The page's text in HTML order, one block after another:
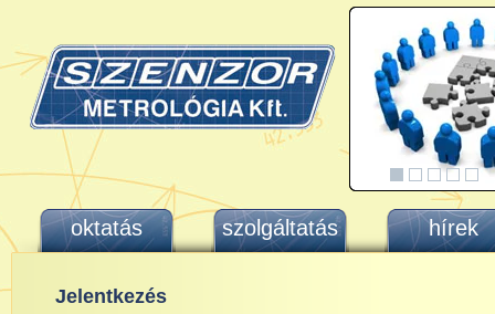
oktatás szolgáltatás hírek
Jelentkezés